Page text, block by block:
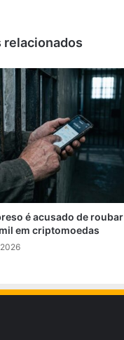
relacionados
é acusado de roubar
em criptomoedas